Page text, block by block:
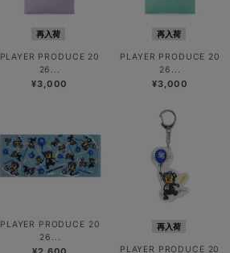
再入荷
PLAYER PRODUCE 20
26...
¥3,000
再入荷
PLAYER PRODUCE 20
26...
¥3,000
PLAYER PRODUCE 20
26...
再入荷
PLAYER PRODUCE 20